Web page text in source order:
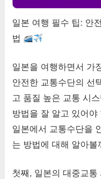
일본 여행 필수 팁: 안
법
일본을 여행하면서 가
안전한 교통수단의 선
고 품질 높은 교통 시
방법을 잘 알고 있어
일본에서 교통수단을
는 방법에 대해 알아볼
첫째, 일본의 대중교